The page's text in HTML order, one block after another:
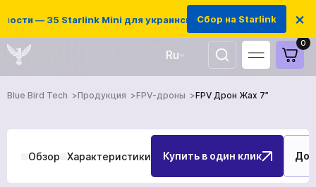
— 35 Starlink Mini для украинских защитников
Сбор на Starlink ×
Ru
UA
EN
0
Blue Bird Tech Продукция FPV-дроны FPV Дрон Жах 7”
Обзор Характеристики Купить в один клик